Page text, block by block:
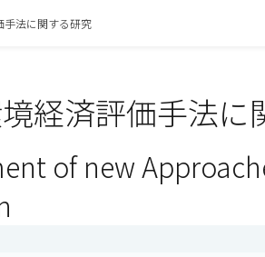
手法に関する研究
経済評価手法に
of new